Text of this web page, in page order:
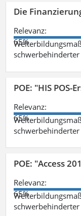
Die
Relevanz:
65%
schwerbehinderter
POE: "HIS
Relevanz:
65%
POE: "Access
Relevanz:
65%